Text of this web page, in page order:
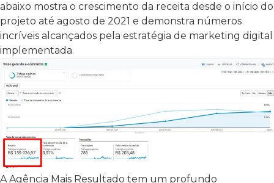
abaixo mostra o crescimento da receita desde o início do
projeto até agosto de 2021 e demonstra números
incríveis alcançados pela estratégia de marketing digital
implementada.
A Agência Mais Resultado tem um profundo